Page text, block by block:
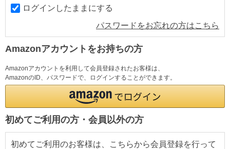
ログインしたままにする
パスワードをお忘れの方はこちら
Amazonアカウントをお持ちの方
Amazonアカウントを利用して会員登録されたお客様は、
AmazonのID、パスワードで、ログインすることができます。
初めてご利用の方・会員以外の方
初めてご利用のお客様は、こちらから会員登録を行って